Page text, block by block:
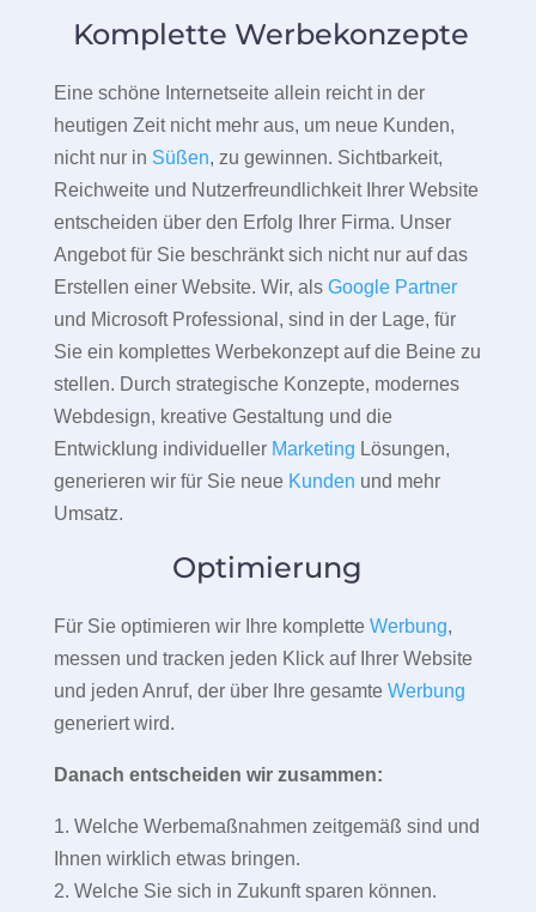
Komplette Werbekonzepte
Eine schöne Internetseite allein reicht in der
heutigen Zeit nicht mehr aus, um neue Kunden,
nicht nur in Süßen, zu gewinnen. Sichtbarkeit,
Reichweite und Nutzerfreundlichkeit Ihrer Website
entscheiden über den Erfolg Ihrer Firma. Unser
Angebot für Sie beschränkt sich nicht nur auf das
Erstellen einer Website. Wir, als Google Partner
und Microsoft Professional, sind in der Lage, für
Sie ein komplettes Werbekonzept auf die Beine zu
stellen. Durch strategische Konzepte, modernes
Webdesign, kreative Gestaltung und die
Entwicklung individueller Marketing Lösungen,
generieren wir für Sie neue Kunden und mehr
Umsatz.
Optimierung
Für Sie optimieren wir Ihre komplette Werbung,
messen und tracken jeden Klick auf Ihrer Website
und jeden Anruf, der über Ihre gesamte Werbung
generiert wird.
Danach entscheiden wir zusammen:
1. Welche Werbemaßnahmen zeitgemäß sind und
Ihnen wirklich etwas bringen.
2. Welche Sie sich in Zukunft sparen können.